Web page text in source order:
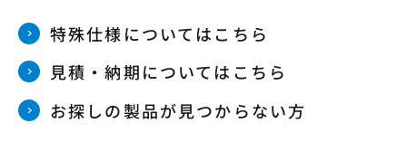
特殊仕様についてはこちら
見積・納期についてはこちら
お探しの製品が見つからない方